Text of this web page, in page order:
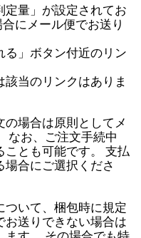
量」が設定されてお
にメール便でお送り
」ボタン付近のリン
当のリンクはありま
場合は原則としてメ
なお、ご注文手続中
ことも可能です。 支払
合にご選択くださ
いて、梱包時に規定
送りできない場合は